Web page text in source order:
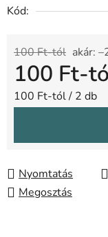
Kód:
100 Ft-tól akár:
100 Ft-
Egységár:
100 Ft-tól / 2 db
Nyomtatás
Megosztás